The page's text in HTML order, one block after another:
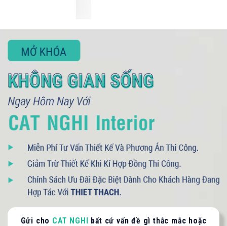
Gửi cho CAT NGHI bất cứ vấn đề gì thắc mắc hoặc
093 71379 13- 090 3075 005
LIÊN HỆ TƯ VẤN / BÁO GIÁ
Quý khách vui lòng cung cấp thông tin để CAT
NGHI liên hệ hỗ trợ nhanh nhất.